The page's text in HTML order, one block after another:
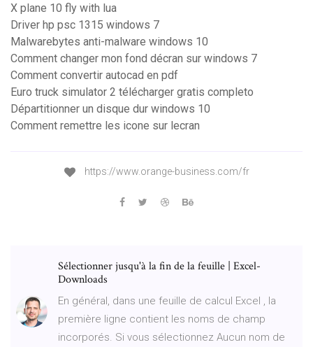
X plane 10 fly with lua
Driver hp psc 1315 windows 7
Malwarebytes anti-malware windows 10
Comment changer mon fond décran sur windows 7
Comment convertir autocad en pdf
Euro truck simulator 2 télécharger gratis completo
Départitionner un disque dur windows 10
Comment remettre les icone sur lecran
https://www.orange-business.com/fr
Sélectionner jusqu'à la fin de la feuille | Excel-
Downloads
En général, dans une feuille de calcul Excel , la
première ligne contient les noms de champ
incorporés. Si vous sélectionnez Aucun nom de